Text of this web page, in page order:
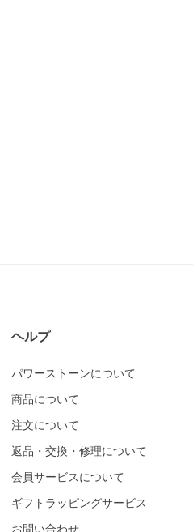
ヘルプ
パワーストーンについて
商品について
注文について
返品・交換・修理について
会員サービスについて
ギフトラッピングサービス
お問い合わせ